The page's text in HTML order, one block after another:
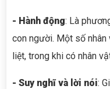
- Hành động: Là
con người. Một số nhân
liệt, trong khi có nhân
- Suy nghĩ và lời nói: